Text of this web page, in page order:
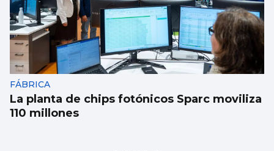
FÁBRICA
La planta de chips fotónicos Sparc moviliza
110 millones